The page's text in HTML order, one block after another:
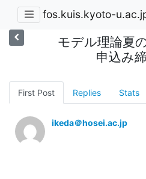
fos.kuis.kyoto-
モデル理論夏
申込み締
First Post Replies Stats
ikeda＠hosei.ac.jp